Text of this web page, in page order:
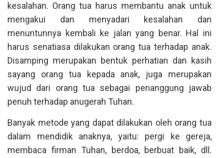
kesalahan. Orang tua harus membantu anak untuk
mengakui dan menyadari kesalahan dan
menuntunnya kembali ke jalan yang benar. Hal ini
harus senatiasa dilakukan orang tua terhadap anak.
Disamping merupakan bentuk perhatian dan kasih
sayang orang tua kepada anak, juga merupakan
wujud dari orang tua sebagai penanggung jawab
penuh terhadap anugerah Tuhan.
Banyak metode yang dapat dilakukan oleh orang tua
dalam mendidik anaknya, yaitu: pergi ke gereja,
membaca firman Tuhan, berdoa, berbuat baik, dll.